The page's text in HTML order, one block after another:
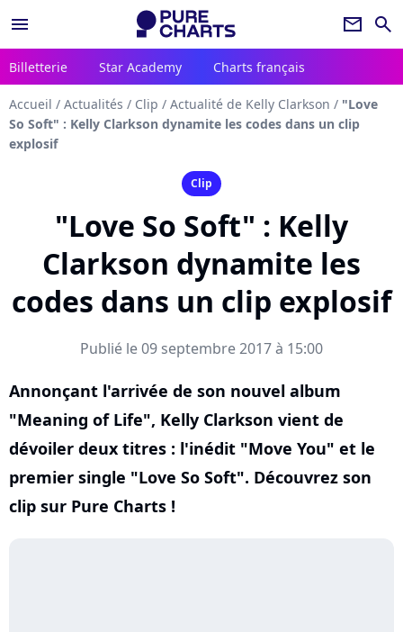
menu newsletter search
Billetterie Star Academy Charts français
Accueil / Actualités / Clip / Actualité de Kelly Clarkson / "Love
So Soft" : Kelly Clarkson dynamite les codes dans un clip
explosif
Clip
"Love So Soft" : Kelly
Clarkson dynamite les
codes dans un clip explosif
Publié le 09 septembre 2017 à 15:00
Annonçant l'arrivée de son nouvel album
"Meaning of Life", Kelly Clarkson vient de
dévoiler deux titres : l'inédit "Move You" et le
premier single "Love So Soft". Découvrez son
clip sur Pure Charts !